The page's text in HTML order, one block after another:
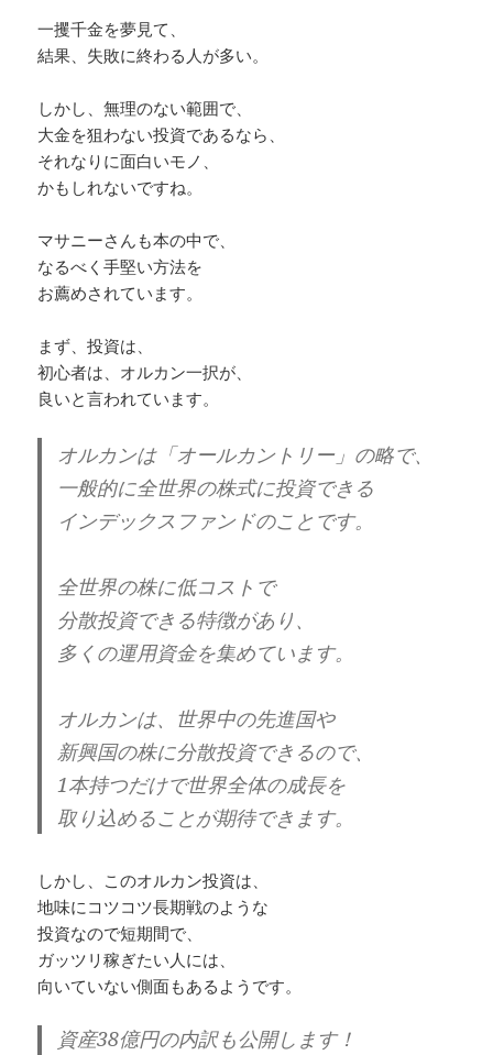
一攫千金を夢見て、
結果、失敗に終わる人が多い。
しかし、無理のない範囲で、
大金を狙わない投資であるなら、
それなりに面白いモノ、
かもしれないですね。
マサニーさんも本の中で、
なるべく手堅い方法を
お薦めされています。
まず、投資は、
初心者は、オルカン一択が、
良いと言われています。
オルカンは「オールカントリー」の略で、
一般的に全世界の株式に投資できる
インデックスファンドのことです。
全世界の株に低コストで
分散投資できる特徴があり、
多くの運用資金を集めています。
オルカンは、世界中の先進国や
新興国の株に分散投資できるので、
1本持つだけで世界全体の成長を
取り込めることが期待できます。
しかし、このオルカン投資は、
地味にコツコツ長期戦のような
投資なので短期間で、
ガッツリ稼ぎたい人には、
向いていない側面もあるようです。
資産38億円の内訳も公開します！